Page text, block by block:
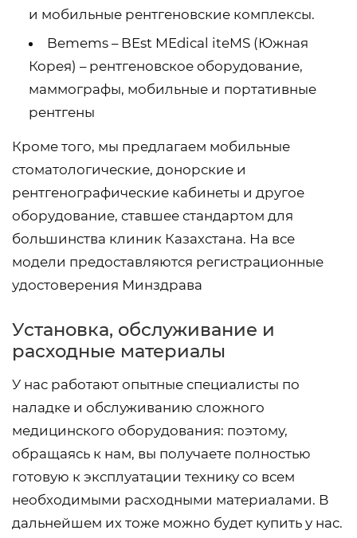
и мобильные рентгеновские комплексы.
Bemems – BEst MEdical iteMS (Южная
Корея) – рентгеновское оборудование,
маммографы, мобильные и портативные
рентгены
Кроме того, мы предлагаем мобильные
стоматологические, донорские и
рентгенографические кабинеты и другое
оборудование, ставшее стандартом для
большинства клиник Казахстана. На все
модели предоставляются регистрационные
удостоверения Минздрава
Установка, обслуживание и
расходные материалы
У нас работают опытные специалисты по
наладке и обслуживанию сложного
медицинского оборудования: поэтому,
обращаясь к нам, вы получаете полностью
готовую к эксплуатации технику со всем
необходимыми расходными материалами. В
дальнейшем их тоже можно будет купить у нас.